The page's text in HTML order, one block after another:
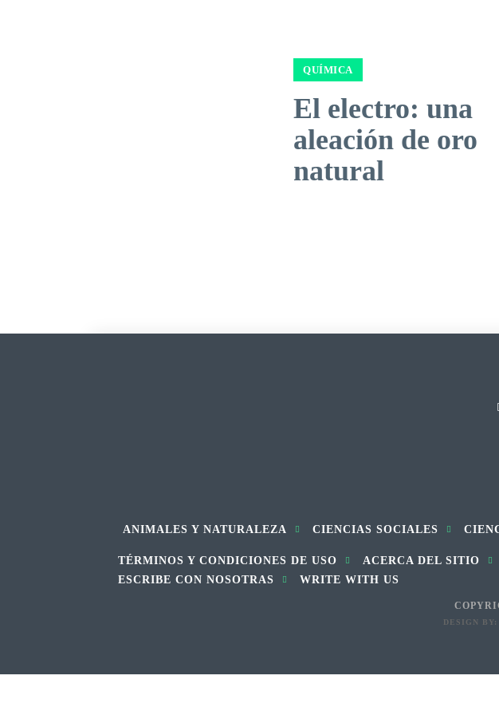
QUÍMICA
El electro: una
aleación de oro
natural
ANIMALES Y NATURALEZA CIENCIAS SOCIALES
TÉRMINOS Y CONDICIONES DE USO ACERCA DEL SITIO
ESCRIBE CON NOSOTRAS
WRITE WITH US
DESIGN BY: